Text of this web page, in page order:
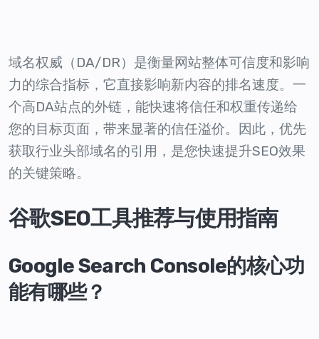
域名权威（DA/DR）是衡量网站整体可信度和影响
力的综合指标，它直接影响新内容的排名速度。一
个高DA站点的外链，能快速将信任和权重传递给
您的目标页面，带来显著的信任溢价。因此，优先
获取行业头部域名的引用，是您快速提升SEO效果
的关键策略。
谷歌SEO工具推荐与使用指南
Google Search Console的核心功
能有哪些？